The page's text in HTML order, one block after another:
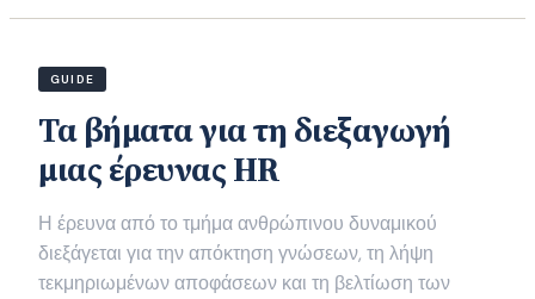
GUIDE
Τα βήματα για τη διεξαγωγή
μιας έρευνας HR
Η έρευνα από το τμήμα ανθρώπινου δυναμικού
διεξάγεται για την απόκτηση γνώσεων, τη λήψη
τεκμηριωμένων αποφάσεων και τη βελτίωση των